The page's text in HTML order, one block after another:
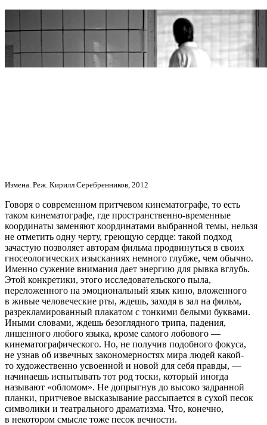
Измена. Реж. Кирилл Серебренников, 2012
Говоря о современном притчевом кинематографе, то есть
таком кинематографе, где пространственно-временные
координаты заменяют координатами выбранной темы, нельзя
не отметить одну черту, греющую сердце: такой подход
зачастую позволяет авторам фильма продвинуться в своих
гносеологических изысканиях немного глубже, чем обычно.
Именно сужение внимания дает энергию для рывка вглубь.
Этой конкретики, этого исследовательского пыла,
переложенного на эмоциональный язык кино, вложенного
в живые человеческие рты, ждешь, заходя в зал на фильм,
разрекламированный плакатом с тонкими белыми буквами.
Иными словами, ждешь безоглядного трипа, падения,
лишенного любого языка, кроме самого лобового —
кинематографического. Но, не получив подобного фокуса,
не узнав об извечных закономерностях мира людей какой-
то художественно усвоенной и новой для себя правды, —
начинаешь испытывать тот род тоски, который иногда
называют «обломом». Не допрыгнув до высоко задранной
планки, притчевое высказывание рассыпается в сухой песок
символики и театрального драматизма. Что, конечно,
в некотором смысле тоже песок вечности.